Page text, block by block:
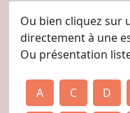
Ou bien cliquez sur
directement à une
Ou présentation
A C D